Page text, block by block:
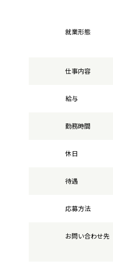
就業形態
仕事内容
給与
勤務時間
休日
待遇
応募方法
お問い合わせ先